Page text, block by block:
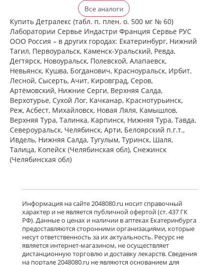
Детралекс (табл. п. плен. о. 500 мг №
60) Лаборатории Сервье Индастри
Франция Сервье РУС ООО Россия
есть в 4 аптеках
от 2 164,00 до 2 339,00
Венарус (табл. п. плен. о. 50 мг+450
мг № 30) Алиум АО (Московская
обл,.рп. Оболенск) Россия
есть в 5 аптеках
от 823,00 до 1 209,00
Венарус (табл. п. плен. о. 50 мг+450
мг № 60) Алиум АО (Московская
обл,.рп. Оболенск) Россия
есть в 3 аптеках
от 2 079,00 до 2 079,00
Детралекс (табл. п. плен. о. 1000 мг
№ 60) Лаборатории Сервье
Индастри Франция Сервье РУС ООО
Россия
есть в 5 аптеках
от 2 950,20 до 3 232,00
Флебавен (табл. п. плен. о. 500 мг №
32) КРКА-Рус ООО Россия
Все аналоги
Купить Детралекс (табл. п. плен. о. 500 мг № 60)
Лаборатории Сервье Индастри Франция Сервье РУС
ООО Россия – в других городах: Екатеринбург, Нижний
Тагил, Первоуральск, Каменск-Уральский, Ревда,
Дегтярск, Новоуральск, Полевской, Алапаевск,
Невьянск, Кушва, Богданович, Красноуральск, Ирбит,
Лесной, Сысерть, Ачит, Кировград, Серов,
Артёмовский, Нижние Cерги, Верхняя Салда,
Верхотурье, Сухой Лог, Качканар, Краснотурьинск,
Реж, Асбест, Михайловск, Новая Ляля, Камышлов,
Верхняя Тура, Талинка, Карпинск, Нижняя Тура, Тавда,
Североуральск, Челябинск, Арти, Белоярский п.г.т.,
Ивдель, Нижняя Салда, Тугулым, Туринск, Шаля,
Талица, Копейск (Челябинская обл), Снежинск
(Челябинская обл)
Информация на сайте 2048080.ru носит справочный
характер и не является публичной офертой (ст. 437 ГК
РФ). Данные о ценах и наличии в аптеках Екатеринбурга
предоставляются сторонними организациями, которые
несут ответственность за их актуальность. Ресурс не
является интернет-магазином, не осуществляет
дистанционную торговлю и доставку лекарств. Сведения
на портале 2048080.ru не являются основанием для